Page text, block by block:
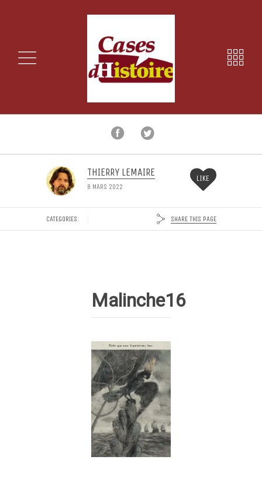
THIERRY LEMAIRE
8 MARS 2022
LIKE
CATEGORIES: SHARE THIS PAGE
Malinche16